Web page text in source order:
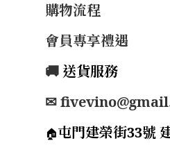
購物流程
會員專享禮遇
🚚 送貨服務
✉
🏠屯門建榮街33號